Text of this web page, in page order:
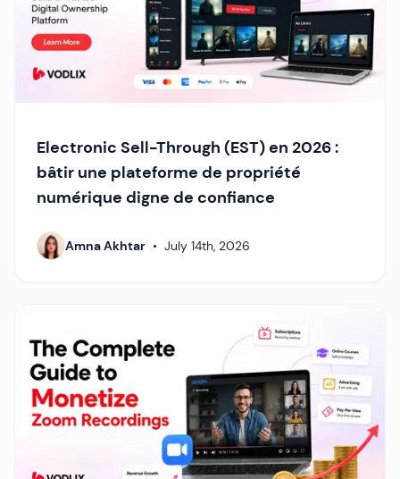
Electronic Sell-Through (EST) en 2026 :
bâtir une plateforme de propriété
numérique digne de confiance
Amna Akhtar • July 14th, 2026